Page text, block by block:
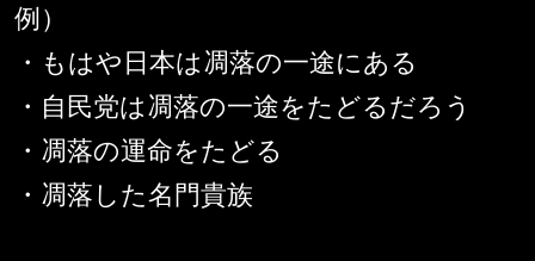
例）
・もはや日本は凋落の一途にある
・自民党は凋落の一途をたどるだろう
・凋落の運命をたどる
・凋落した名門貴族